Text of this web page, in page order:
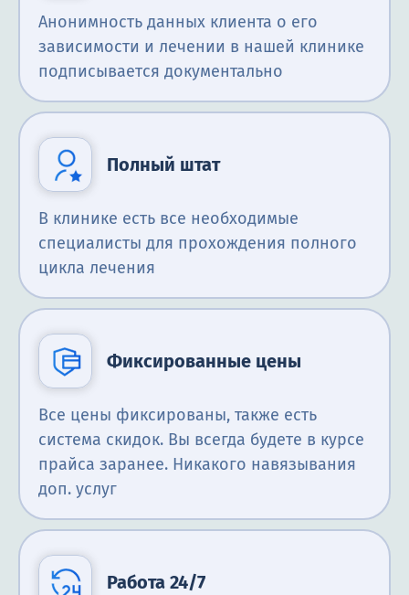
Анонимность данных клиента о его
зависимости и лечении в нашей клинике
подписывается документально
Полный штат
В клинике есть все необходимые
специалисты для прохождения полного
цикла лечения
Фиксированные цены
Все цены фиксированы, также есть
система скидок. Вы всегда будете в курсе
прайса заранее. Никакого навязывания
доп. услуг
Работа 24/7